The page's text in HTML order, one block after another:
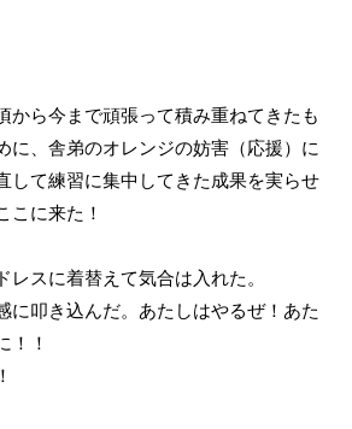
から今まで頑張って積み重ねてきたも
に、舎弟のオレンジの妨害（応援）に
して練習に集中してきた成果を実らせ
こに来た！
レスに着替えて気合は入れた。
に叩き込んだ。あたしはやるぜ！あた
！！